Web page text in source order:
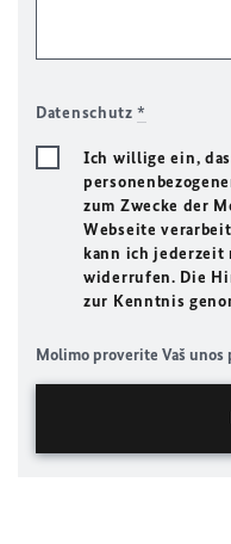
Datenschutz*
Ich willige ein,
zum Zwecke der
Webseite
kann ich
widerrufen. Die
zur Kenntnis
Molimo proverite Vaš unos